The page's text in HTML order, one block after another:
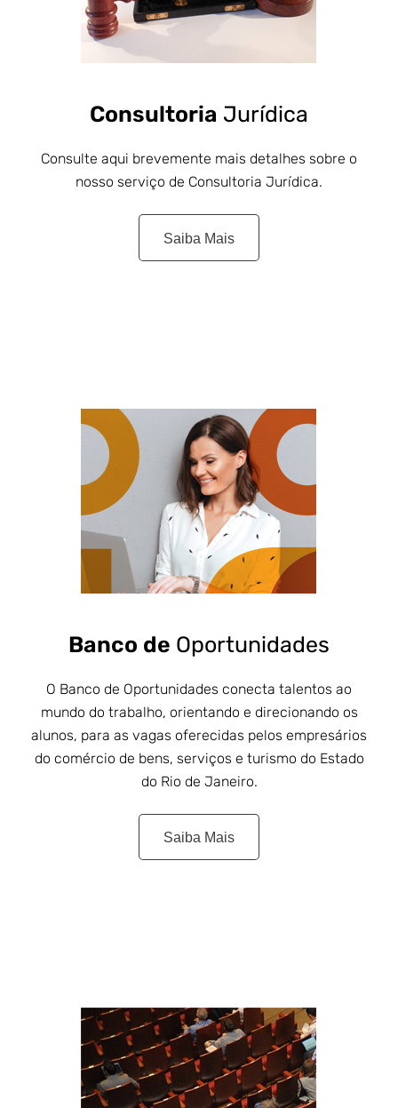
Consultoria Jurídica
Consulte aqui brevemente mais detalhes sobre o
nosso serviço de Consultoria Jurídica.
Saiba Mais
Banco de Oportunidades
O Banco de Oportunidades conecta talentos ao
mundo do trabalho, orientando e direcionando os
alunos, para as vagas oferecidas pelos empresários
do comércio de bens, serviços e turismo do Estado
do Rio de Janeiro.
Saiba Mais